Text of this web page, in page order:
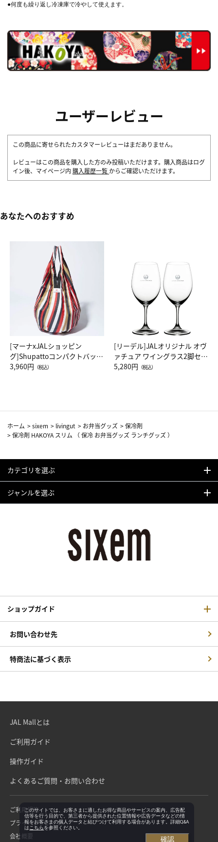
●何度も繰り返し冷凍庫で冷やして使えます。
ユーザーレビュー
この商品に寄せられたカスタマーレビューはまだありません。
レビューはこの商品を購入した方のみ投稿いただけます。購入商品はログ
イン後、マイページ内 購入履歴一覧 からご確認いただけます。
あなたへのおすすめ
[マーナxJALショッピン
グ]Shupattoコンパクトバッグ
Drop JAL客室乗務員（LC）ス
3,960円 （税込）
[リーデル]JALオリジナル オヴ
ァチュア ワイングラス2脚セッ
ト（レッドワイン）
5,280円 （税込）
ホーム >sixem > livingut > お弁当グッズ >保冷剤
>保冷剤 HAKOYA スリム （ 保冷 お弁当グッズ ランチグッズ ）
カテゴリを選ぶ
ジャンルを選ぶ
ショップガイド
お問い合わせ先
特商法に基づく表示
JAL Mallとは
ご利用ガイド
操作ガイド
よくあるご質問・お問い合わせ
ご利用規約
プライバシーポリシー
会社概要
このサイトでは、お客さまに適したお得な商品やサービスの案内、広告配
信等を行う目的で、第三者から提供された位置情報や広告データなどの情
報をお客さまの個人データと結びつけて利用する場合があります。詳細Q&A
は こちらを参照ください。
確認